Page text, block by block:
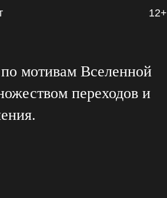
12+
мотивам Вселенной
переходов и